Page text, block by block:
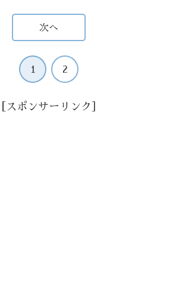
次へ
1 2
［スポンサーリンク］